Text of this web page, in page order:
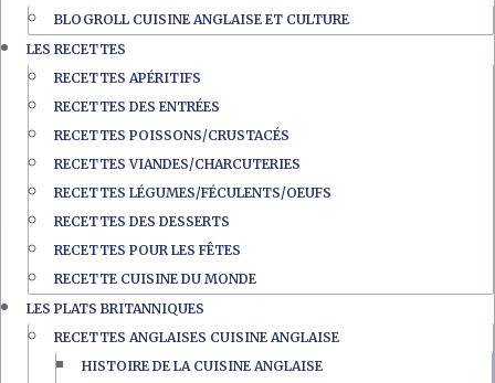
BLOGROLL CUISINE ANGLAISE ET CULTURE
LES RECETTES
RECETTES APÉRITIFS
RECETTES DES ENTRÉES
RECETTES POISSONS/CRUSTACÉS
RECETTES VIANDES/CHARCUTERIES
RECETTES LÉGUMES/FÉCULENTS/OEUFS
RECETTES DES DESSERTS
RECETTES POUR LES FÊTES
RECETTE CUISINE DU MONDE
LES PLATS BRITANNIQUES
RECETTES ANGLAISES CUISINE ANGLAISE
HISTOIRE DE LA CUISINE ANGLAISE